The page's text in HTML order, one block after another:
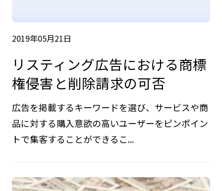
2019年05月21日
リスティング広告における商標
権侵害と削除請求の可否
広告を掲載するキーワードを選び、サービスや商
品に対する購入意欲の高いユーザーをピンポイン
トで集客することができるこ...